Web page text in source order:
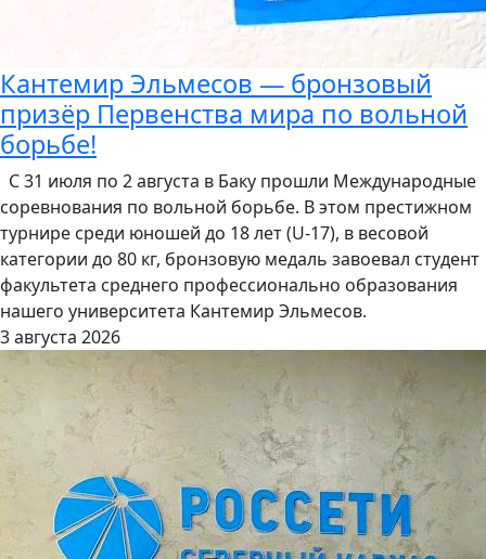
Кантемир Эльмесов — бронзовый
призёр Первенства мира по вольной
борьбе!
С 31 июля по 2 августа в Баку прошли Международные
соревнования по вольной борьбе. В этом престижном
турнире среди юношей до 18 лет (U-17), в весовой
категории до 80 кг, бронзовую медаль завоевал студент
факультета среднего профессионально образования
нашего университета Кантемир Эльмесов.
3 августа 2026